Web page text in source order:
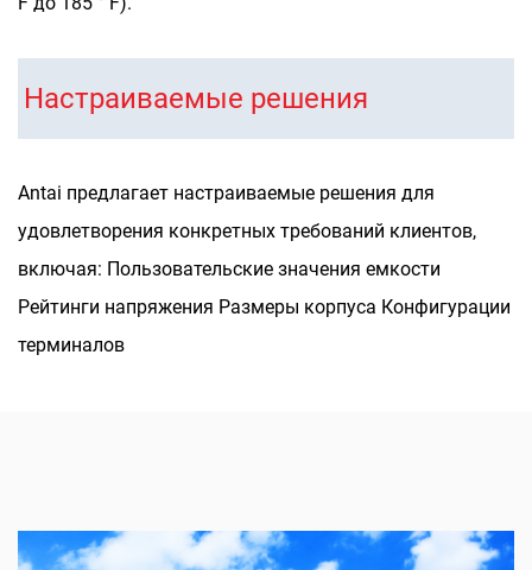
Настраиваемые решения
Antai предлагает настраиваемые решения для
удовлетворения конкретных требований клиентов,
включая: Пользовательские значения емкости
Рейтинги напряжения Размеры корпуса Конфигурации
терминалов